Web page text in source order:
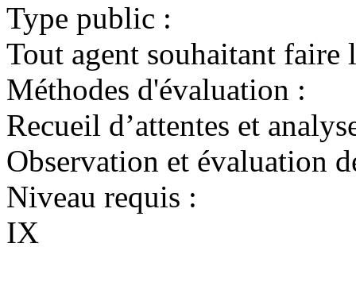
Type public :
Tout agent souhaitant faire
Méthodes d'évaluation :
Recueil d’attentes et
Observation et évaluation
Niveau requis :
IX